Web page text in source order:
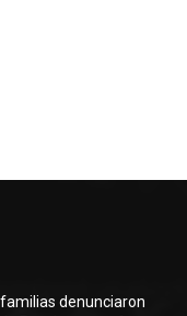
denunciaron